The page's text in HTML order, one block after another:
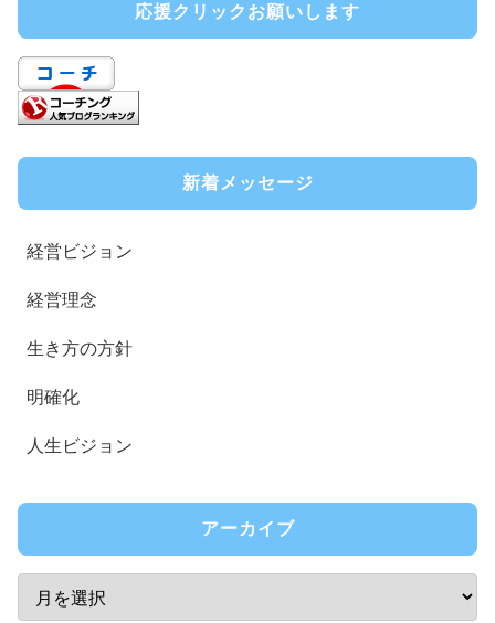
応援クリックお願いします
新着メッセージ
経営ビジョン
経営理念
生き方の方針
明確化
人生ビジョン
アーカイブ